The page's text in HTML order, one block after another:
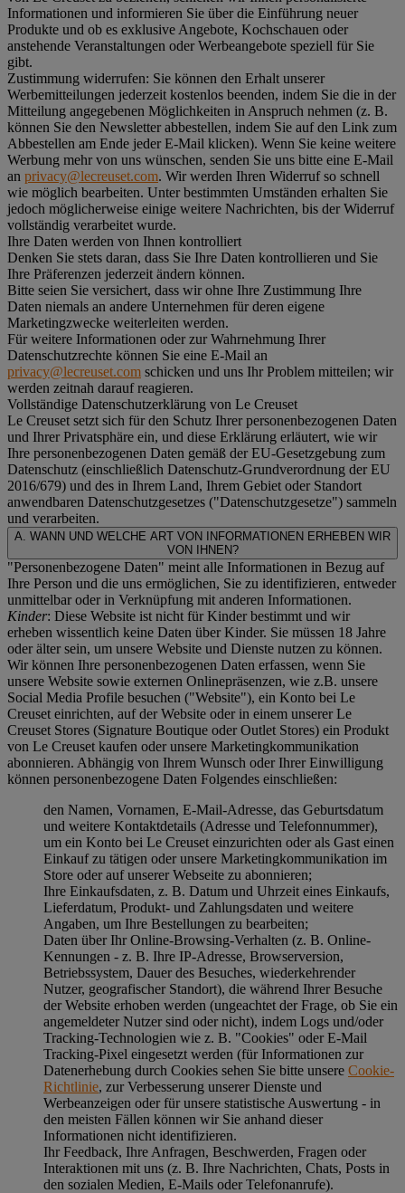
Informationen und informieren Sie über die Einführung neuer
Produkte und ob es exklusive Angebote, Kochschauen oder
anstehende Veranstaltungen oder Werbeangebote speziell für Sie
gibt.
Zustimmung widerrufen: Sie können den Erhalt unserer
Werbemitteilungen jederzeit kostenlos beenden, indem Sie die in der
Mitteilung angegebenen Möglichkeiten in Anspruch nehmen (z. B.
können Sie den Newsletter abbestellen, indem Sie auf den Link zum
Abbestellen am Ende jeder E-Mail klicken). Wenn Sie keine weitere
Werbung mehr von uns wünschen, senden Sie uns bitte eine E-Mail
an privacy@lecreuset.com. Wir werden Ihren Widerruf so schnell
wie möglich bearbeiten. Unter bestimmten Umständen erhalten Sie
jedoch möglicherweise einige weitere Nachrichten, bis der Widerruf
vollständig verarbeitet wurde.
Ihre Daten werden von Ihnen kontrolliert
Denken Sie stets daran, dass Sie Ihre Daten kontrollieren und Sie
Ihre Präferenzen jederzeit ändern können.
Bitte seien Sie versichert, dass wir ohne Ihre Zustimmung Ihre
Daten niemals an andere Unternehmen für deren eigene
Marketingzwecke weiterleiten werden.
Für weitere Informationen oder zur Wahrnehmung Ihrer
Datenschutzrechte können Sie eine E-Mail an
privacy@lecreuset.com schicken und uns Ihr Problem mitteilen; wir
werden zeitnah darauf reagieren.
Vollständige Datenschutzerklärung von Le Creuset
Le Creuset setzt sich für den Schutz Ihrer personenbezogenen Daten
und Ihrer Privatsphäre ein, und diese Erklärung erläutert, wie wir
Ihre personenbezogenen Daten gemäß der EU-Gesetzgebung zum
Datenschutz (einschließlich Datenschutz-Grundverordnung der EU
2016/679) und des in Ihrem Land, Ihrem Gebiet oder Standort
anwendbaren Datenschutzgesetzes ("Datenschutzgesetze") sammeln
und verarbeiten.
A. WANN UND WELCHE ART VON INFORMATIONEN ERHEBEN WIR
VON IHNEN?
"Personenbezogene Daten" meint alle Informationen in Bezug auf
Ihre Person und die uns ermöglichen, Sie zu identifizieren, entweder
unmittelbar oder in Verknüpfung mit anderen Informationen.
Kinder: Diese Website ist nicht für Kinder bestimmt und wir
erheben wissentlich keine Daten über Kinder. Sie müssen 18 Jahre
oder älter sein, um unsere Website und Dienste nutzen zu können.
Wir können Ihre personenbezogenen Daten erfassen, wenn Sie
unsere Website sowie externen Onlinepräsenzen, wie z.B. unsere
Social Media Profile besuchen ("Website"), ein Konto bei Le
Creuset einrichten, auf der Website oder in einem unserer Le
Creuset Stores (Signature Boutique oder Outlet Stores) ein Produkt
von Le Creuset kaufen oder unsere Marketingkommunikation
abonnieren. Abhängig von Ihrem Wunsch oder Ihrer Einwilligung
können personenbezogene Daten Folgendes einschließen:
den Namen, Vornamen, E-Mail-Adresse, das Geburtsdatum
und weitere Kontaktdetails (Adresse und Telefonnummer),
um ein Konto bei Le Creuset einzurichten oder als Gast einen
Einkauf zu tätigen oder unsere Marketingkommunikation im
Store oder auf unserer Webseite zu abonnieren;
Ihre Einkaufsdaten, z. B. Datum und Uhrzeit eines Einkaufs,
Lieferdatum, Produkt- und Zahlungsdaten und weitere
Angaben, um Ihre Bestellungen zu bearbeiten;
Daten über Ihr Online-Browsing-Verhalten (z. B. Online-
Kennungen - z. B. Ihre IP-Adresse, Browserversion,
Betriebssystem, Dauer des Besuches, wiederkehrender
Nutzer, geografischer Standort), die während Ihrer Besuche
der Website erhoben werden (ungeachtet der Frage, ob Sie ein
angemeldeter Nutzer sind oder nicht), indem Logs und/oder
Tracking-Technologien wie z. B. "Cookies" oder E-Mail
Tracking-Pixel eingesetzt werden (für Informationen zur
Datenerhebung durch Cookies sehen Sie bitte unsere Cookie-
Richtlinie, zur Verbesserung unserer Dienste und
Werbeanzeigen oder für unsere statistische Auswertung - in
den meisten Fällen können wir Sie anhand dieser
Informationen nicht identifizieren.
Ihr Feedback, Ihre Anfragen, Beschwerden, Fragen oder
Interaktionen mit uns (z. B. Ihre Nachrichten, Chats, Posts in
den sozialen Medien, E-Mails oder Telefonanrufe).